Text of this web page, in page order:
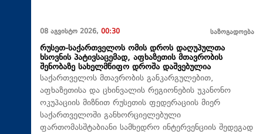
08 აგვისტო 2026, 00:30 საზოგადოება
რუსეთ-საქართველოს ომის დროს დაღუპულთა
ხსოვნის პატივსაცემად, აფხაზეთის მთავრობის
შენობაზე სახელმწიფო დროშა დაშვებულია
საქართველოს მთავრობის განკარგულებით,
აფხაზეთისა და ცხინვალის რეგიონების უკანონო
ოკუპაციის მიზნით რუსეთის ფედერაციის მიერ
საქართველოში განხორციელებული
ფართომასშტაბიანი სამხედრო ინტერვენციის შედეგად